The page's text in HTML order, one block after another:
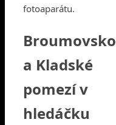
fotoaparátu.
Broumovsko
a Kladské
pomezí v
hledáčku